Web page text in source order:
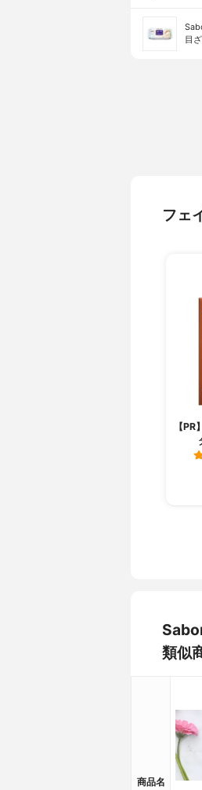
目
フェ
【
類似
商品名